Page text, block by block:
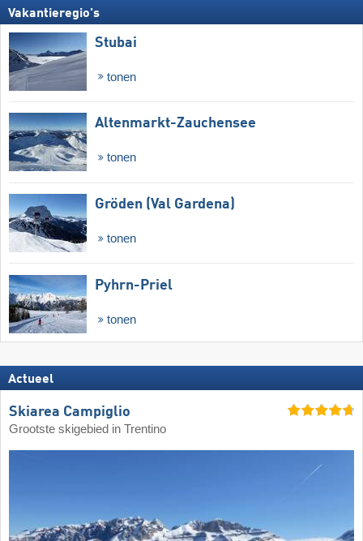
Vakantieregio's
Stubai
tonen
Altenmarkt-Zauchensee
tonen
Gröden (Val Gardena)
tonen
Pyhrn-Priel
tonen
Actueel
Skiarea Campiglio
Grootste skigebied in Trentino